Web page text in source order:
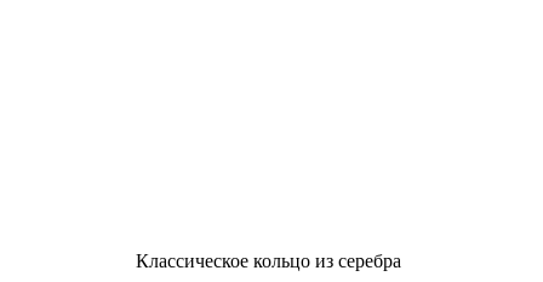
Классическое кольцо из серебра